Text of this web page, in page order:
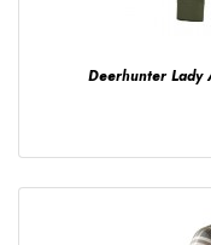
Deerhunter Lady